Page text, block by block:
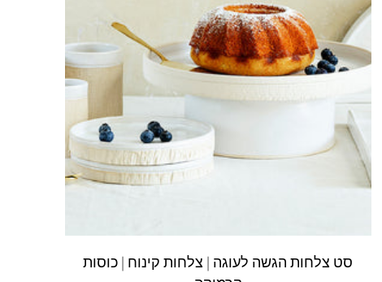
סט צלחות הגשה לעוגה | צלחות קינוח | כוסות